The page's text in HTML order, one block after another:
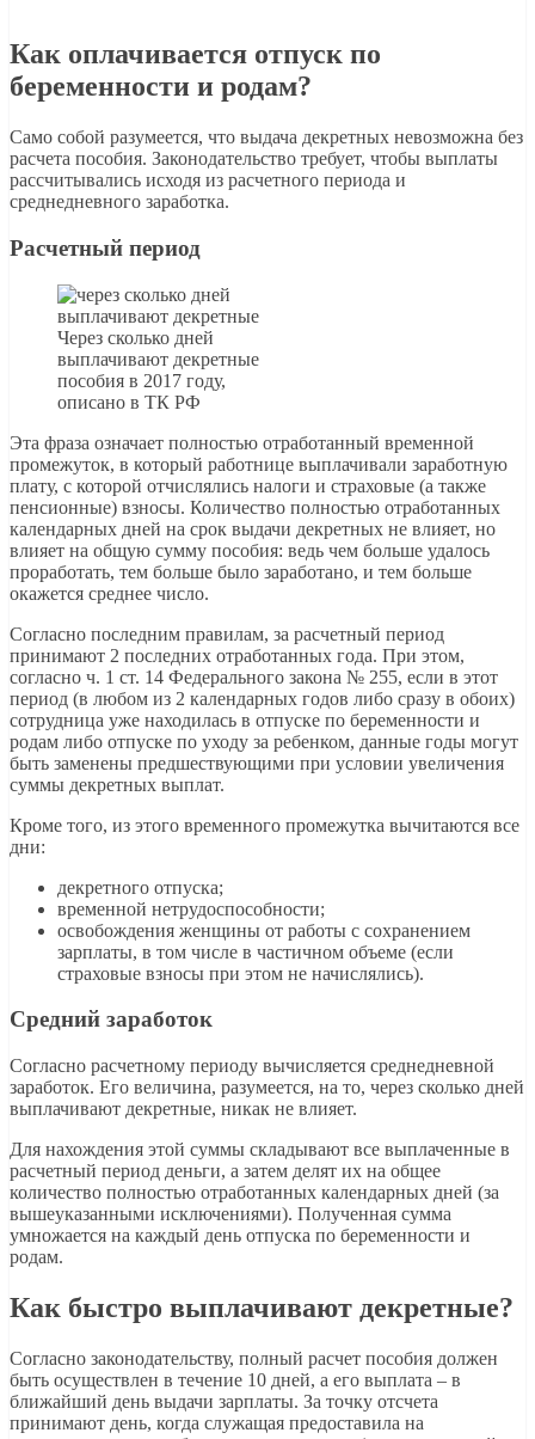
Как оплачивается отпуск по
беременности и родам?
Само собой разумеется, что выдача декретных невозможна без
расчета пособия. Законодательство требует, чтобы выплаты
рассчитывались исходя из расчетного периода и
среднедневного заработка.
Расчетный период
Через сколько дней
выплачивают декретные
пособия в 2017 году,
описано в ТК РФ
Эта фраза означает полностью отработанный временной
промежуток, в который работнице выплачивали заработную
плату, с которой отчислялись налоги и страховые (а также
пенсионные) взносы. Количество полностью отработанных
календарных дней на срок выдачи декретных не влияет, но
влияет на общую сумму пособия: ведь чем больше удалось
проработать, тем больше было заработано, и тем больше
окажется среднее число.
Согласно последним правилам, за расчетный период
принимают 2 последних отработанных года. При этом,
согласно ч. 1 ст. 14 Федерального закона № 255, если в этот
период (в любом из 2 календарных годов либо сразу в обоих)
сотрудница уже находилась в отпуске по беременности и
родам либо отпуске по уходу за ребенком, данные годы могут
быть заменены предшествующими при условии увеличения
суммы декретных выплат.
Кроме того, из этого временного промежутка вычитаются все
дни:
декретного отпуска;
временной нетрудоспособности;
освобождения женщины от работы с сохранением
зарплаты, в том числе в частичном объеме (если
страховые взносы при этом не начислялись).
Средний заработок
Согласно расчетному периоду вычисляется среднедневной
заработок. Его величина, разумеется, на то, через сколько дней
выплачивают декретные, никак не влияет.
Для нахождения этой суммы складывают все выплаченные в
расчетный период деньги, а затем делят их на общее
количество полностью отработанных календарных дней (за
вышеуказанными исключениями). Полученная сумма
умножается на каждый день отпуска по беременности и
родам.
Как быстро выплачивают декретные?
Согласно законодательству, полный расчет пособия должен
быть осуществлен в течение 10 дней, а его выплата – в
ближайший день выдачи зарплаты. За точку отсчета
принимают день, когда служащая предоставила на